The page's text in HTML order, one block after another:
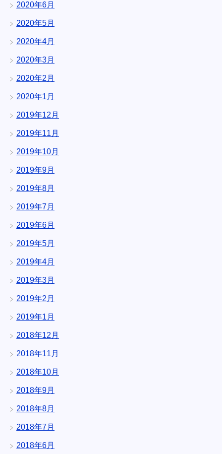
2020年6月
2020年5月
2020年4月
2020年3月
2020年2月
2020年1月
2019年12月
2019年11月
2019年10月
2019年9月
2019年8月
2019年7月
2019年6月
2019年5月
2019年4月
2019年3月
2019年2月
2019年1月
2018年12月
2018年11月
2018年10月
2018年9月
2018年8月
2018年7月
2018年6月